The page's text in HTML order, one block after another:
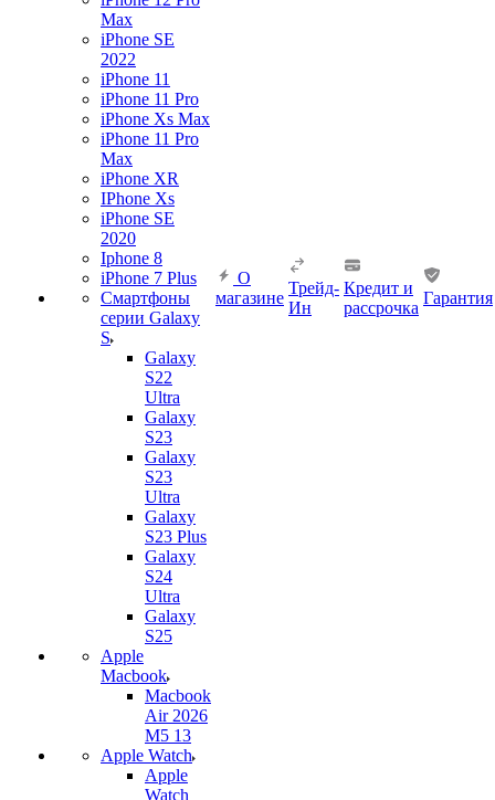
Max
iPhone SE
2022
iPhone 11
iPhone 11 Pro
iPhone Xs Max
iPhone 11 Pro
Max
iPhone XR
IPhone Xs
iPhone SE
2020
Iphone 8
iPhone 7 Plus
Смартфоны
серии Galaxy
S
Galaxy
S22
Ultra
Galaxy
S23
Galaxy
S23
Ultra
Galaxy
S23 Plus
Galaxy
S24
Ultra
Galaxy
S25
Apple
Macbook
Macbook
Air 2026
M5 13
Apple Watch
Apple
Watch
О
магазине
Трейд-
Ин
Кредит и
рассрочка
Гарантия